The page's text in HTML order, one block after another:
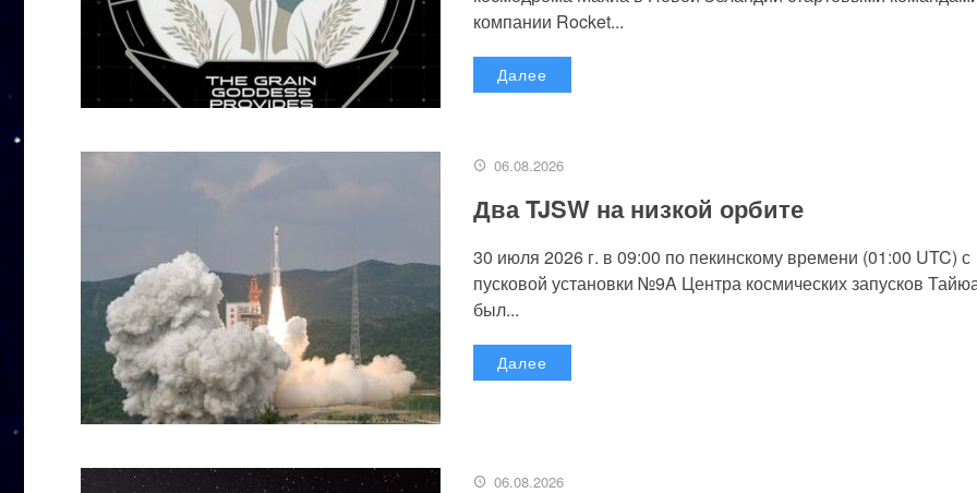
компании Rocket...
Далее
06.08.2026
Два TJSW на низкой орбите
30 июля 2026 г. в 09:00 по пекинскому времени (01:00 UTC) с
пусковой установки №9A Центра космических запусков
был...
Далее
06.08.2026